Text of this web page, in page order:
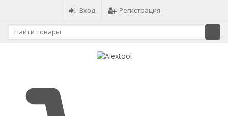
Вход Регистрация